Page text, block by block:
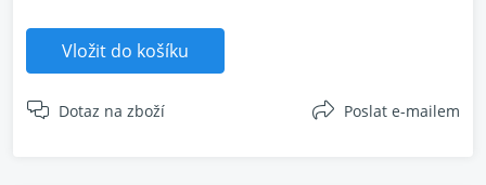
Vložit do košíku
Dotaz na zboží Poslat e-mailem